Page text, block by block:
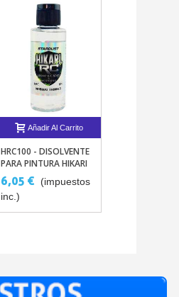
Añadir Al Carrito
HRC100 - DISOLVENTE
PARA PINTURA HIKARI
RC PARA EL
RADIOMODELISMO
6,05 €
(impuestos
inc.)